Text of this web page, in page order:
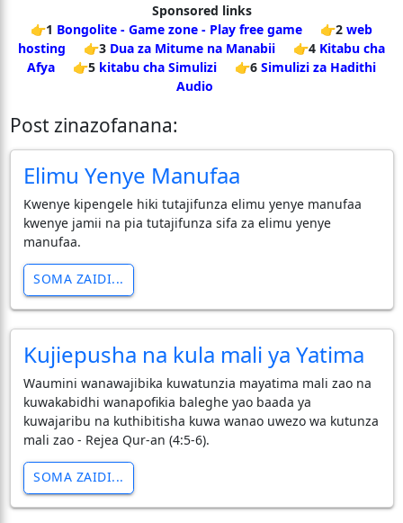
Sponsored links
👉1 Bongolite - Game zone - Play free game 👉2 web
hosting
👉3 Dua za Mitume na Manabii 👉4 Kitabu cha
Afya
👉5 kitabu cha Simulizi 👉6 Simulizi za Hadithi
Audio
Post zinazofanana:
Elimu Yenye Manufaa
Kwenye kipengele hiki tutajifunza elimu yenye manufaa
kwenye jamii na pia tutajifunza sifa za elimu yenye
manufaa.
SOMA ZAIDI...
Kujiepusha na kula mali ya Yatima
Waumini wanawajibika kuwatunzia mayatima mali zao na
kuwakabidhi wanapofikia baleghe yao baada ya
kuwajaribu na kuthibitisha kuwa wanao uwezo wa kutunza
mali zao - Rejea Qur-an (4:5-6).
SOMA ZAIDI...